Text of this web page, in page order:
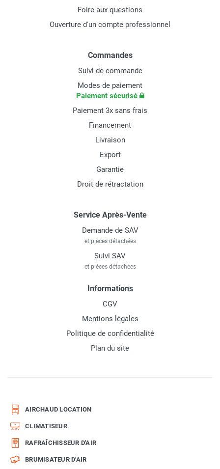
Foire aux questions
Ouverture d'un compte professionnel
Commandes
Suivi de commande
Modes de paiement
Paiement sécurisé
Paiement 3x sans frais
Financement
Livraison
Export
Garantie
Droit de rétractation
Service Après-Vente
Demande de SAV
et pièces détachées
Suivi SAV
et pièces détachées
Informations
CGV
Mentions légales
Politique de confidentialité
Plan du site
AIRCHAUD LOCATION
CLIMATISEUR
RAFRAÎCHISSEUR D'AIR
BRUMISATEUR D'AIR